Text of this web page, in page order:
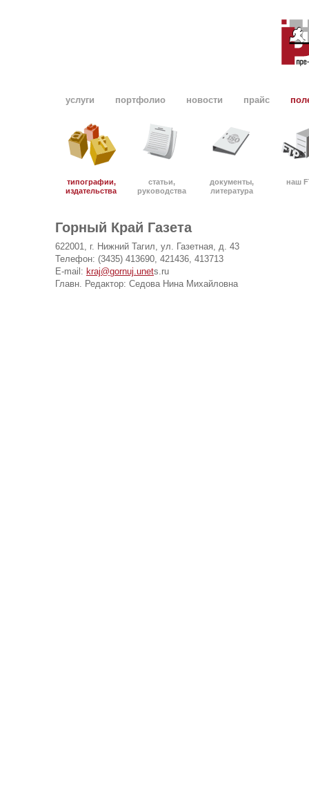
услуги портфолио новости прайс
типографии,
издательства
статьи,
руководства
документы,
литература
наш
Горный Край Газета
622001, г. Нижний Тагил, ул. Газетная, д. 43
Телефон: (3435) 413690, 421436, 413713
E-mail: kraj@gornuj.unets.ru
Главн. Редактор: Седова Нина Михайловна